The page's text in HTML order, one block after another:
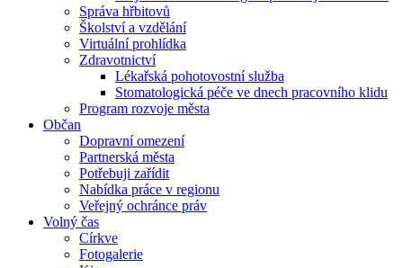
Správa hřbitovů
Školství a vzdělání
Virtuální prohlídka
Zdravotnictví
Lékařská pohotovostní služba
Stomatologická péče ve dnech pracovního klidu
Program rozvoje města
Občan
Dopravní omezení
Partnerská města
Potřebuji zařídit
Nabídka práce v regionu
Veřejný ochránce práv
Volný čas
Církve
Fotogalerie